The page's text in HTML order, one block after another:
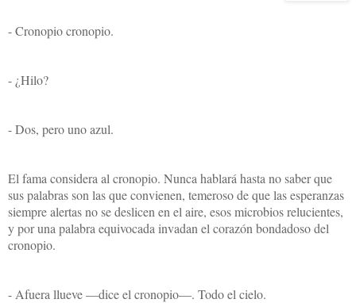
- Cronopio cronopio.
- ¿Hilo?
- Dos, pero uno azul.
El fama considera al cronopio. Nunca hablará hasta no saber que
sus palabras son las que convienen, temeroso de que las esperanzas
siempre alertas no se deslicen en el aire, esos microbios relucientes,
y por una palabra equivocada invadan el corazón bondadoso del
cronopio.
- Afuera llueve —dice el cronopio—. Todo el cielo.